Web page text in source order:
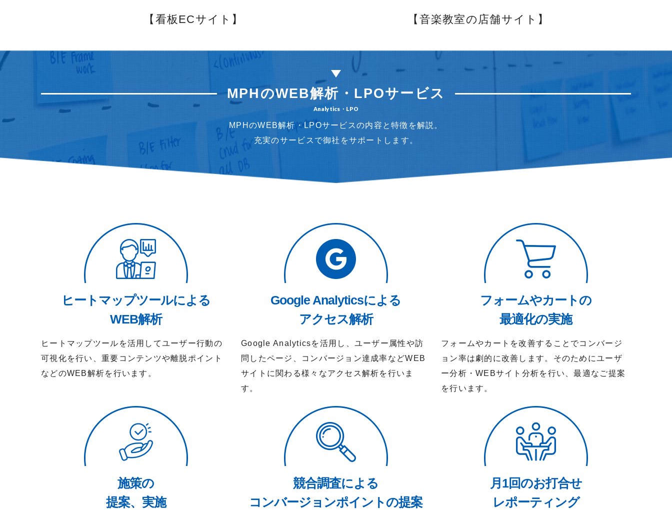
【看板ECサイト】 【音楽教室の店舗サイト】
MPHのWEB解析・LPOサービス
Analytics・LPO
MPHのWEB解析・LPOサービスの内容と特徴を解説。
充実のサービスで御社をサポートします。
ヒートマップツールによる
WEB解析
ヒートマップツールを活用してユーザー行動の
可視化を行い、重要コンテンツや離脱ポイント
などのWEB解析を行います。
Google Analyticsによる
アクセス解析
Google Analyticsを活用し、ユーザー属性や訪
問したページ、コンバージョン達成率などWEB
サイトに関わる様々なアクセス解析を行いま
す。
フォームやカートの
最適化の実施
フォームやカートを改善することでコンバージ
ョン率は劇的に改善します。そのためにユーザ
ー分析・WEBサイト分析を行い、最適なご提案
を行います。
施策の
提案、実施
競合調査による
コンバージョンポイントの提案
月1回のお打合せ
レポーティング